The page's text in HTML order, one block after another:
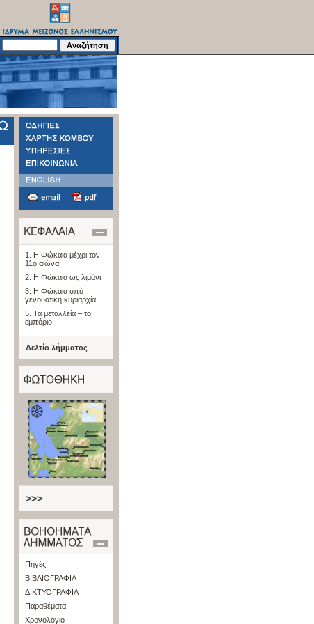
1. Η Φώκαια μέχρι τον
11ο αιώνα
2. Η Φώκαια ως λιμάνι
3. Η Φώκαια υπό
γενουατική κυριαρχία
5. Τα μεταλλεία – το
εμπόριο
Δελτίο λήμματος
>>>
Πηγές
ΒΙΒΛΙΟΓΡΑΦΙΑ
ΔΙΚΤΥΟΓΡΑΦΙΑ
Παραθέματα
Χρονολόγιο